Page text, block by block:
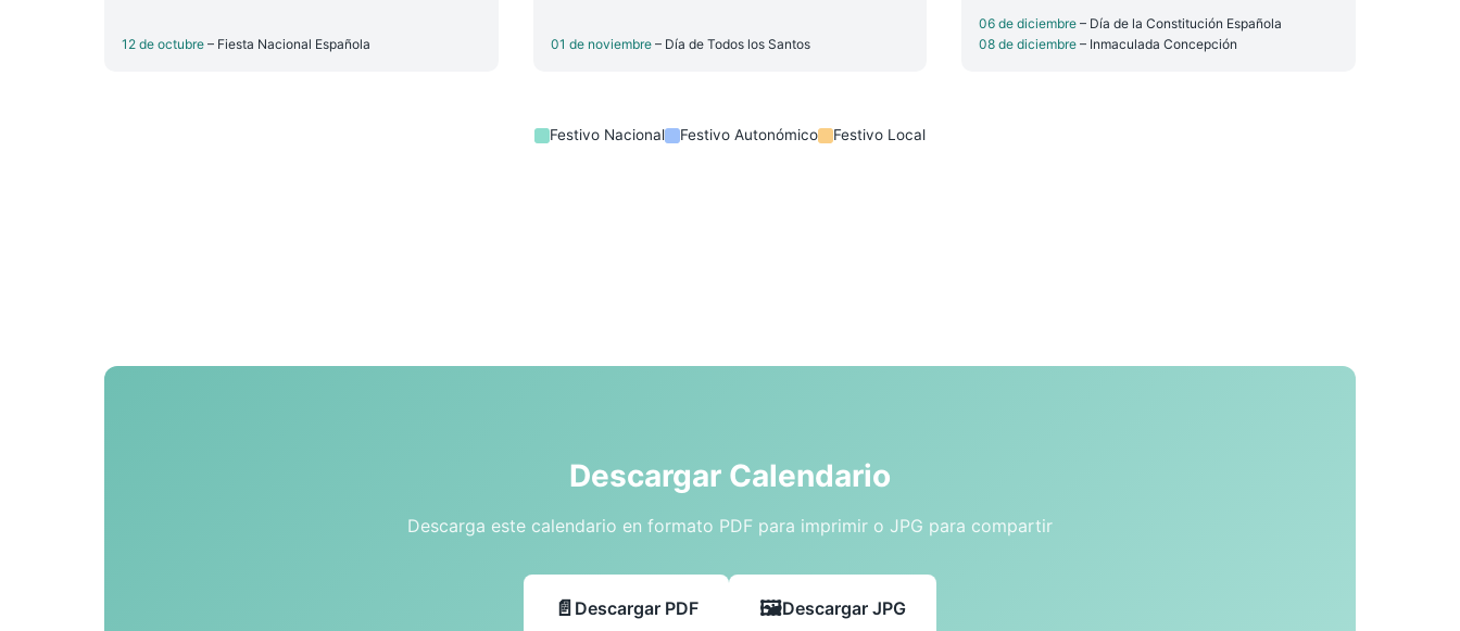
12 de octubre – Fiesta Nacional Española 01 de noviembre – Día de Todos los Santos
06 de diciembre– Día de la Constitución Española
08 de diciembre– Inmaculada Concepción
Festivo Nacional Festivo Autonómico Festivo Local
Descargar Calendario
Descarga este calendario en formato PDF para imprimir o JPG para compartir
Descargar PDF Descargar JPG